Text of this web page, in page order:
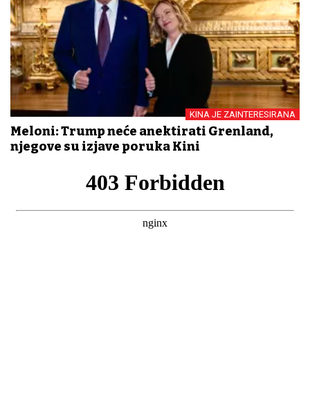
KINA JE ZAINTERESIRANA
Meloni: Trump neće anektirati Grenland,
njegove su izjave poruka Kini